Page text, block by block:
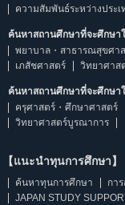
ความสัมพันธ์ระหว่างประเ
ค้นหาสถานศึกษาที่จะศึกษา
พยาบาล・สาธารณสุขศา
เภสัชศาสตร์
วิทยาศาส
ค้นหาสถานศึกษาที่จะศึกษา
ครุศาสตร์・ศึกษาศาสตร์
วิทยาศาสตร์บูรณาการ
【แนะนำทุนการศึกษา】
ค้นหาทุนการศึกษา
กา
JAPAN STUDY